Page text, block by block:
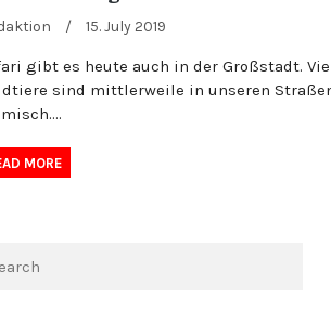
/ 15. July 2019
gibt es heute auch in der Großstadt.
sind mittlerweile in unseren
MORE